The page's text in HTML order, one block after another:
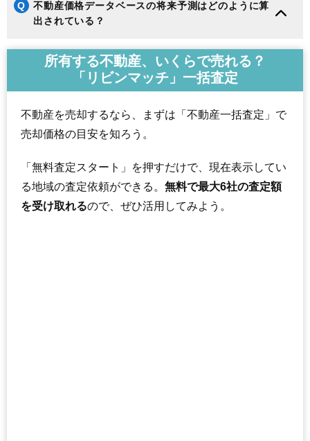
Q
不動産価格データベースの将来予測はどのように算
出されている？
所有する不動産、いくらで売れる？
「リビンマッチ」一括査定
不動産を売却するなら、まずは「不動産一括査定」で
売却価格の目安を知ろう。
「無料査定スタート」を押すだけで、現在表示してい
る地域の査定依頼ができる。 無料で最大6社の査定額
を受け取れるので、ぜひ活用してみよう。